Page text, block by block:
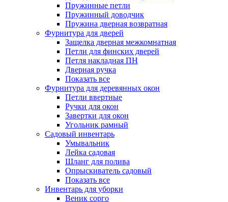
Пружинные петли
Пружинный доводчик
Пружина дверная возвратная
Фурнитура для дверей
Защелка дверная межкомнатная
Петли для финских дверей
Петля накладная ПН
Дверная ручка
Показать все
Фурнитура для деревянных окон
Петли ввертные
Ручки для окон
Завертки для окон
Угольник рамный
Садовый инвентарь
Умывальник
Лейка садовая
Шланг для полива
Опрыскиватель садовый
Показать все
Инвентарь для уборки
Веник сорго